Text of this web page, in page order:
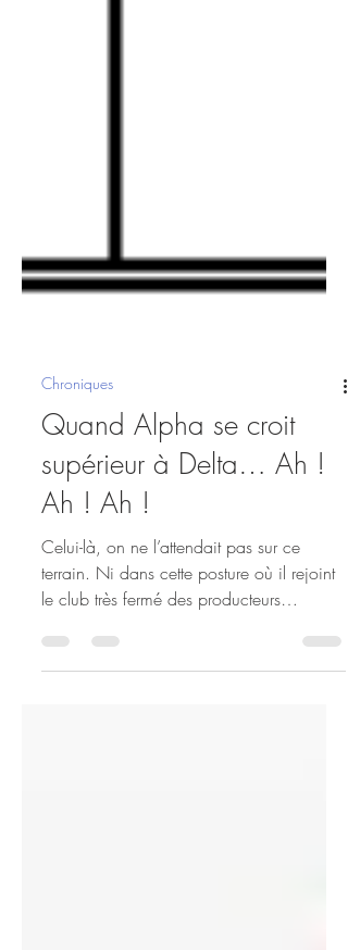
Chroniques
Quand Alpha se croit
supérieur à Delta… Ah !
Ah ! Ah !
Celui-là, on ne l’attendait pas sur ce
le club très fermé des producteurs
automatiques...